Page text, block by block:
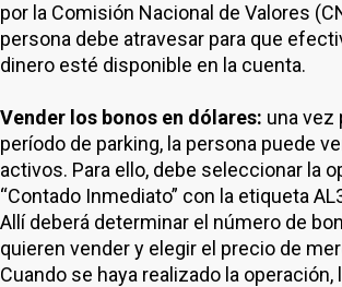
por la Comisión Nacional de Valores
persona debe atravesar para que
dinero esté disponible en la cuenta.
Vender los bonos en dólares: una vez
período de parking, la persona puede
activos. Para ello, debe seleccionar la
“Contado Inmediato” con la etiqueta
Allí deberá determinar el número de
quieren vender y elegir el precio de
Cuando se haya realizado la operación,